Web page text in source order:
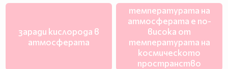
заради кислорода в
атмосферата
температурата на
атмосферата е по-
висока от
температурата на
космическото
пространство